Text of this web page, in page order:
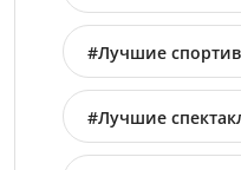
#Лучшие
#Лучшие